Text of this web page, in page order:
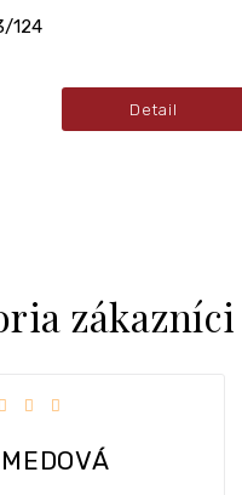
124
Detail
zákazníci
obchodu je 5 z 5 hviezdičiek.